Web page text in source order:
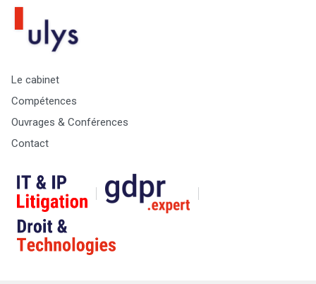
Le cabinet
Compétences
Ouvrages & Conférences
Contact